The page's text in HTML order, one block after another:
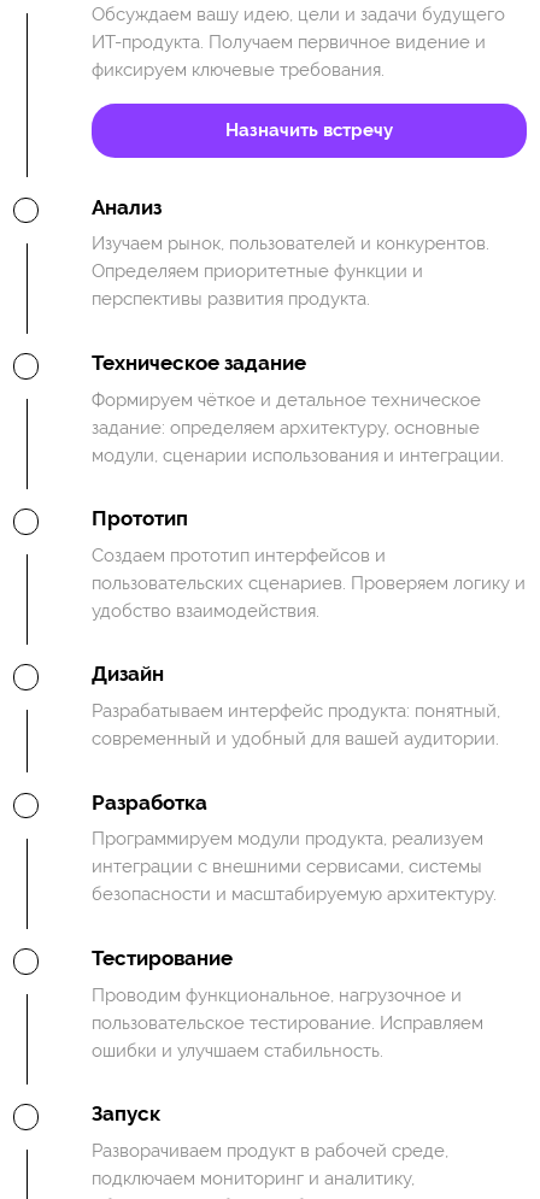
Обсуждаем вашу идею, цели и задачи будущего
ИТ-продукта. Получаем первичное видение и
фиксируем ключевые требования.
Назначить встречу
Анализ
Изучаем рынок, пользователей и конкурентов.
Определяем приоритетные функции и
перспективы развития продукта.
Техническое задание
Формируем чёткое и детальное техническое
задание: определяем архитектуру, основные
модули, сценарии использования и интеграции.
Прототип
Создаем прототип интерфейсов и
пользовательских сценариев. Проверяем логику и
удобство взаимодействия.
Дизайн
Разрабатываем интерфейс продукта: понятный,
современный и удобный для вашей аудитории.
Разработка
Программируем модули продукта, реализуем
интеграции с внешними сервисами, системы
безопасности и масштабируемую архитектуру.
Тестирование
Проводим функциональное, нагрузочное и
пользовательское тестирование. Исправляем
ошибки и улучшаем стабильность.
Запуск
Разворачиваем продукт в рабочей среде,
подключаем мониторинг и аналитику,